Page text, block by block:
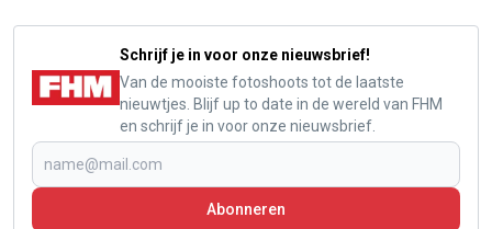
Schrijf je in voor onze nieuwsbrief!
Van de mooiste fotoshoots tot de laatste
nieuwtjes. Blijf up to date in de wereld van FHM
en schrijf je in voor onze nieuwsbrief.
Abonneren